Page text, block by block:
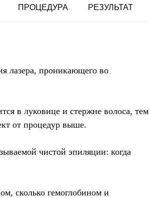
ПРОЦЕДУРА РЕЗУЛЬТАТ
лазера, проникающего во
в луковице и стержне волоса, тем
от процедур выше.
чистой эпиляции: когда
сколько гемоглобином и